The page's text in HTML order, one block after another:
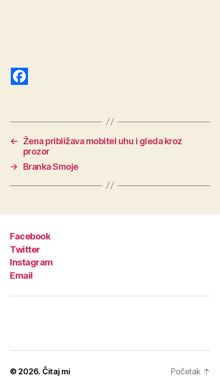
←
Žena približava mobitel uhu i gleda kroz
prozor
→
Branka Smoje
Facebook
Twitter
Instagram
Email
© 2026. Čitaj mi Početak ↑